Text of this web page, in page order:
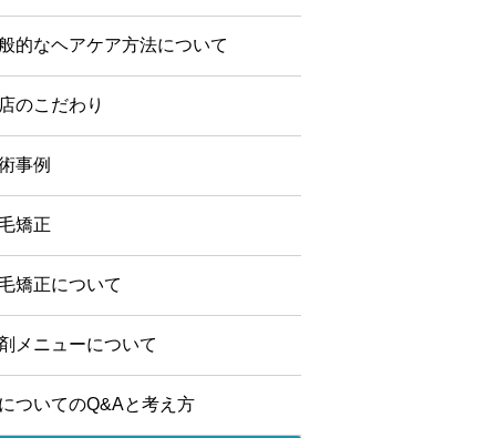
的なヘアケア方法について
のこだわり
事例
矯正
矯正について
メニューについて
ついてのQ&Aと考え方